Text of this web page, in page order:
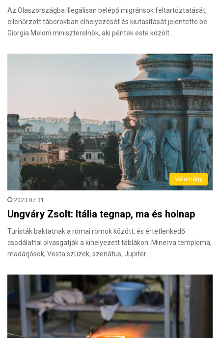
Az Olaszországba illegálisan belépő migránsok feltartóztatását,
ellenőrzött táborokban elhelyezését és kiutasítását jelentette be
Giorgia Meloni miniszterelnök, aki péntek este közölt…
Vélemény
2023.07.31.
Ungváry Zsolt: Itália tegnap, ma és holnap
Turisták baktatnak a római romok között, és értetlenkedő
csodálattal olvasgatják a kihelyezett táblákon: Minerva temploma,
madárjósok, Vesta szüzek, szenátus, Jupiter.…